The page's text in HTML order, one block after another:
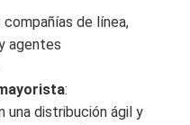
compañías de línea,
agentes
:
una distribución ágil y